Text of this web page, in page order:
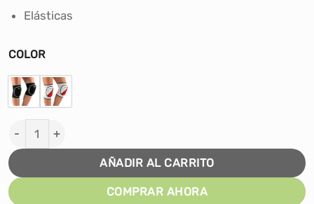
Elásticas
COLOR
RODILLERA DE VOLEY PROFLITE - ADULTOS cantidad
AÑADIR AL CARRITO
COMPRAR AHORA